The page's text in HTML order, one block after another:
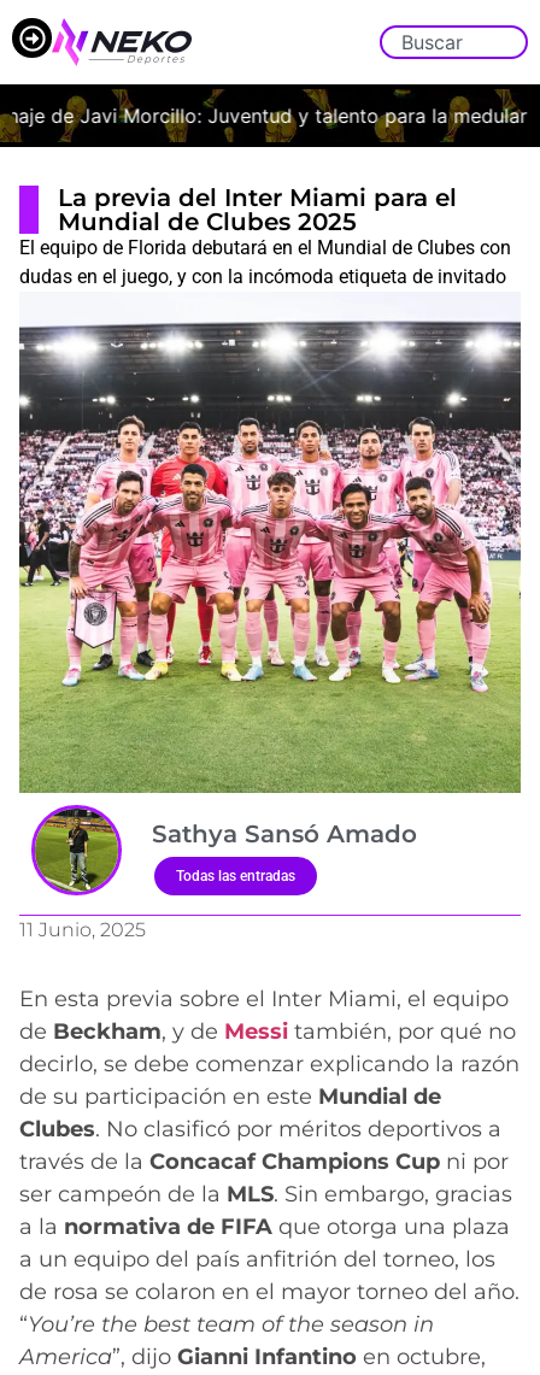
de Javi Morcillo: Juventud y talento para la medular
La previa del Inter Miami para el
Mundial de Clubes 2025
El equipo de Florida debutará en el Mundial de Clubes con
dudas en el juego, y con la incómoda etiqueta de invitado
Sathya Sansó Amado
Todas las entradas
11 Junio, 2025
En esta previa sobre el Inter Miami, el equipo
de Beckham, y de Messi también, por qué no
decirlo, se debe comenzar explicando la razón
de su participación en este Mundial de
Clubes. No clasificó por méritos deportivos a
través de la Concacaf Champions Cup ni por
ser campeón de la MLS. Sin embargo, gracias
a la normativa de FIFA que otorga una plaza
a un equipo del país anfitrión del torneo, los
de rosa se colaron en el mayor torneo del año.
“You’re the best team of the season in
America”, dijo Gianni Infantino en octubre,